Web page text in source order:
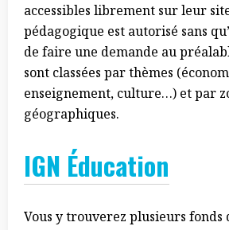
accessibles librement sur leur
pédagogique est autorisé sans
de faire une demande au
sont classées par thèmes
enseignement, culture…) et par
géographiques.
IGN Éducation
Vous y trouverez plusieurs fonds